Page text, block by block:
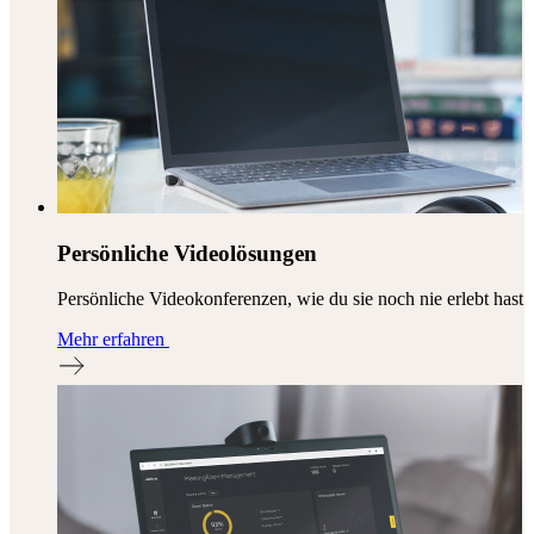
Persönliche Videolösungen
Persönliche Videokonferenzen, wie du sie noch nie erlebt hast
Mehr erfahren